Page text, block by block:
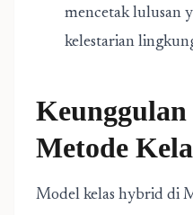
mencetak lulusan
kelestarian
Metode
Model kelas hybrid di